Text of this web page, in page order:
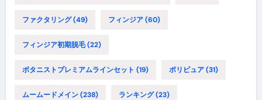
ファクタリング(49) フィンジア(60)
フィンジア初期脱毛(22)
ボタニストプレミアムラインセット (19) ポリピュア(31)
ムームードメイン(238) ランキング(23)